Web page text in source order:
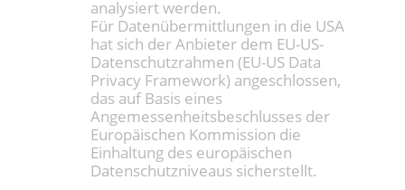
analysiert werden.
Für Datenübermittlungen in die USA
hat sich der Anbieter dem EU-US-
Datenschutzrahmen (EU-US Data
Privacy Framework) angeschlossen,
das auf Basis eines
Angemessenheitsbeschlusses der
Europäischen Kommission die
Einhaltung des europäischen
Datenschutzniveaus sicherstellt.